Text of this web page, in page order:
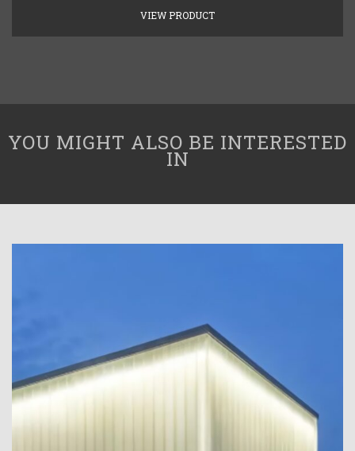
VIEW PRODUCT
YOU MIGHT ALSO BE INTERESTED
IN